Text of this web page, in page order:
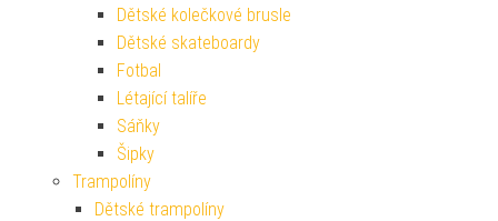
Dětské kolečkové brusle
Dětské skateboardy
Fotbal
Létající talíře
Sáňky
Šipky
Trampolíny
Dětské trampolíny